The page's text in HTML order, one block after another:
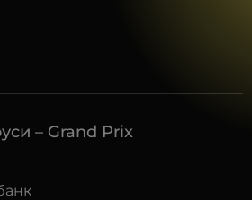
– Grand Prix